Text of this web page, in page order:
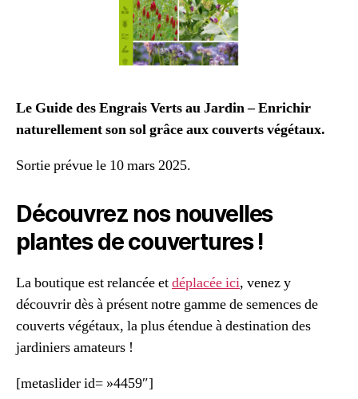
Le Guide des Engrais Verts au Jardin – Enrichir
naturellement son sol grâce aux couverts végétaux.
Sortie prévue le 10 mars 2025.
Découvrez nos nouvelles
plantes de couvertures !
La boutique est relancée etdéplacée ici, venez y
découvrir dès à présent notre gamme de semences de
couverts végétaux, la plus étendue à destination des
jardiniers amateurs !
[metaslider id= »4459″]